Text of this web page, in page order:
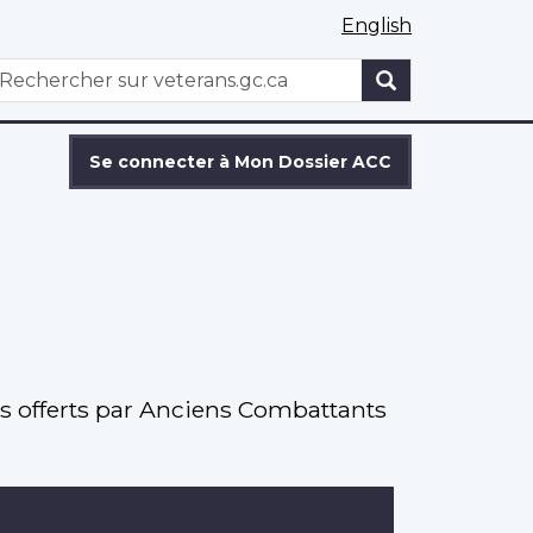
English
WxT
Se connecter à Mon Dossier ACC
offerts par Anciens Combattants